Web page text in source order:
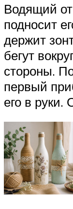
Водящий
подносит
держит
бегут
стороны.
первый
его в руки.